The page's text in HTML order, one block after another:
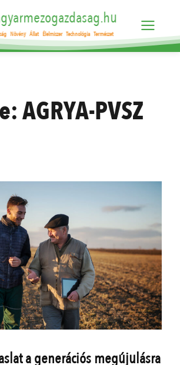
Növény Állat Élelmiszer Technológia Természet
AGRYA-PVSZ
a generációs megújulásra